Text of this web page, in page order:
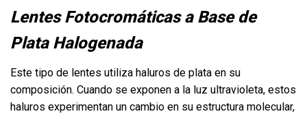
Lentes Fotocromáticas a Base de
Plata Halogenada
Este tipo de lentes utiliza haluros de plata en su
composición. Cuando se exponen a la luz ultravioleta, estos
haluros experimentan un cambio en su estructura molecular,